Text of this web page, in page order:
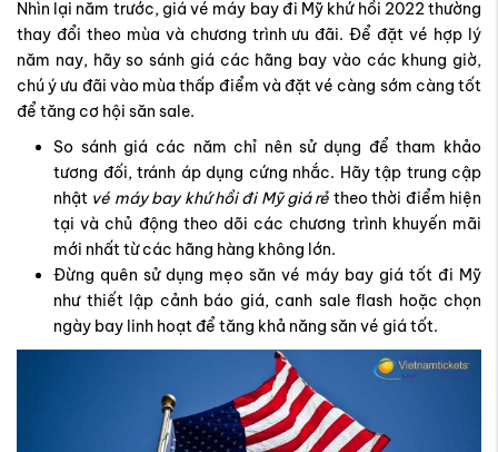
Nhìn lại năm trước, giá vé máy bay đi Mỹ khứ hồi 2022 thường
thay đổi theo mùa và chương trình ưu đãi. Để đặt vé hợp lý
năm nay, hãy so sánh giá các hãng bay vào các khung giờ,
chú ý ưu đãi vào mùa thấp điểm và đặt vé càng sớm càng tốt
để tăng cơ hội săn sale.
So sánh giá các năm chỉ nên sử dụng để tham khảo
tương đối, tránh áp dụng cứng nhắc. Hãy tập trung cập
nhật vé máy bay khứ hồi đi Mỹ giá rẻ theo thời điểm hiện
tại và chủ động theo dõi các chương trình khuyến mãi
mới nhất từ các hãng hàng không lớn.
Đừng quên sử dụng mẹo săn vé máy bay giá tốt đi Mỹ
như thiết lập cảnh báo giá, canh sale flash hoặc chọn
ngày bay linh hoạt để tăng khả năng săn vé giá tốt.